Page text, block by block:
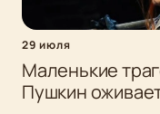
29 июля
Маленькие
Пушкин